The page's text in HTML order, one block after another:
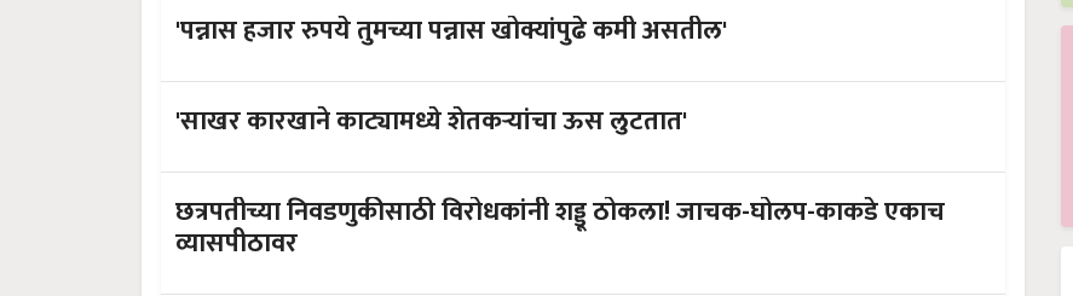
'पन्नास हजार रुपये तुमच्या पन्नास खोक्यांपुढे कमी असतील'
'साखर कारखाने काट्यामध्ये शेतकऱ्यांचा ऊस लुटतात'
छत्रपतीच्या निवडणुकीसाठी विरोधकांनी शड्डू ठोकला! जाचक-घोलप-काकडे एकाच
व्यासपीठावर